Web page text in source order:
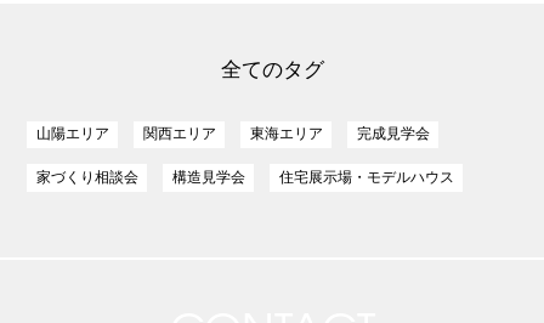
全てのタグ
山陽エリア 関西エリア 東海エリア 完成見学会
家づくり相談会 構造見学会 住宅展示場・モデルハウス